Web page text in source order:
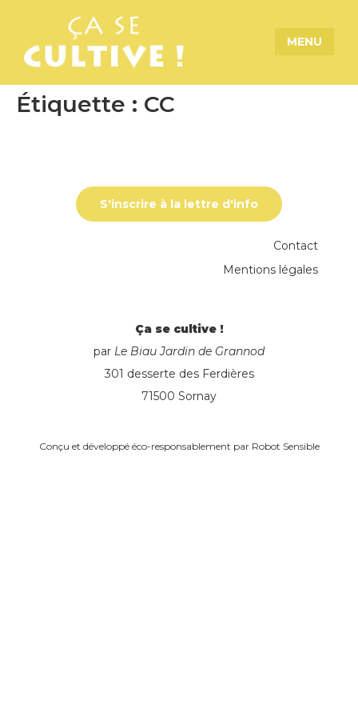
MENU
Étiquette : CC
Ça se cultive !
par Le Biau Jardin de Grannod
301 desserte des Ferdières
71500 Sornay
S'inscrire à la lettre d'info
Contact
Mentions légales
Conçu et développé éco-responsablement par Robot Sensible